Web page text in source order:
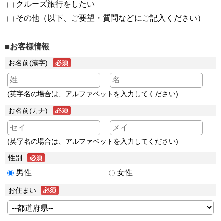
クルーズ旅行をしたい
その他（以下、ご要望・質問などにご記入ください）
■お客様情報
お名前(漢字)
(英字名の場合は、アルファベットを入力してください)
お名前(カナ)
(英字名の場合は、アルファベットを入力してください)
性別
男性 女性
お住まい